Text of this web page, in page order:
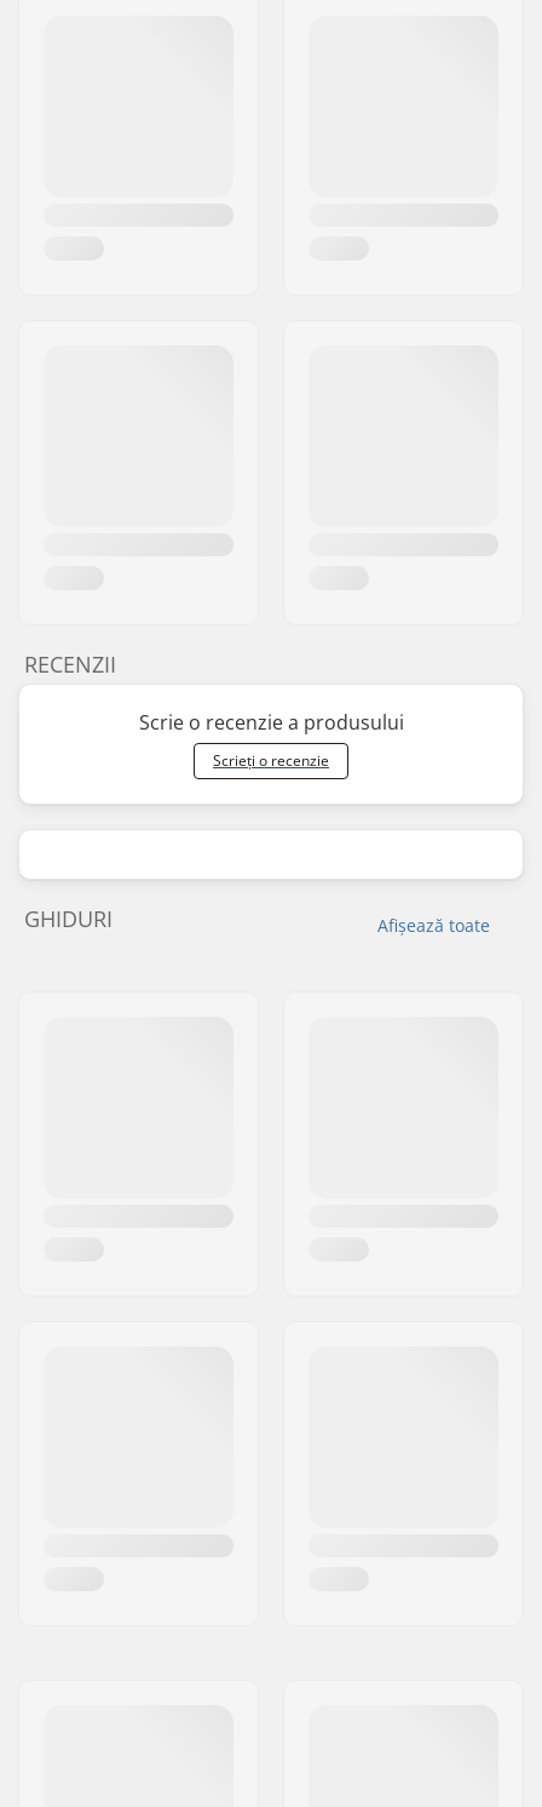
RECENZII
Scrie o recenzie a produsului
Scrieți o recenzie
Afișează toate
GHIDURI